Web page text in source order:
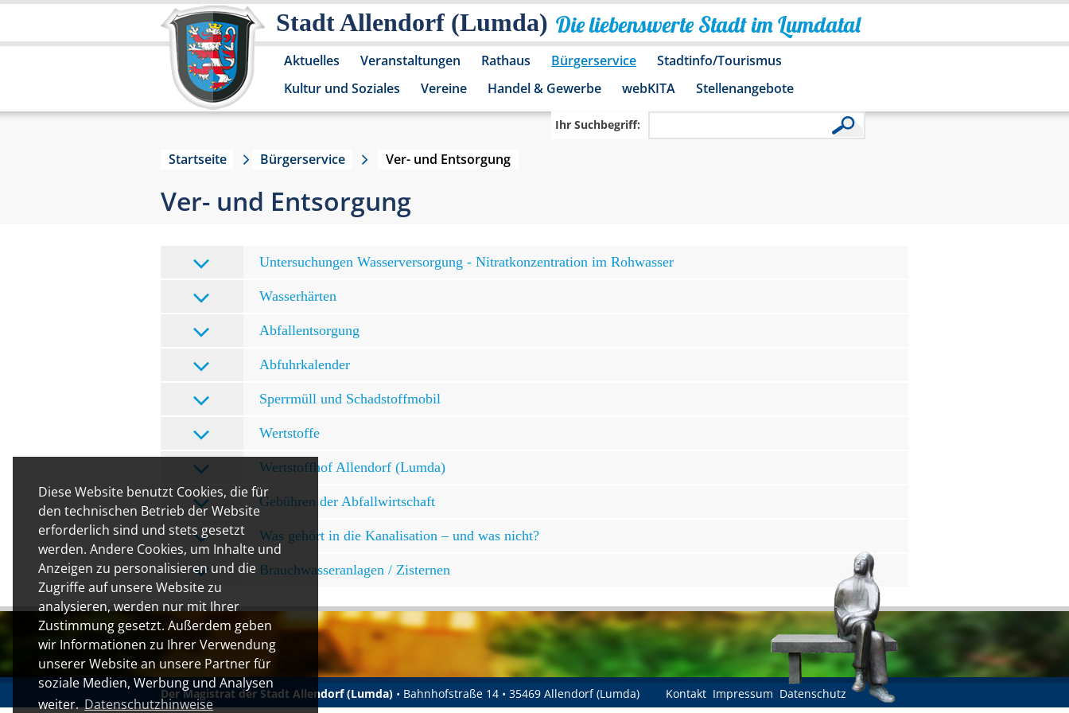
Diese Website benutzt Cookies, die für
den technischen Betrieb der Website
erforderlich sind und stets gesetzt
werden. Andere Cookies, um Inhalte und
Anzeigen zu personalisieren und die
Zugriffe auf unsere Website zu
analysieren, werden nur mit Ihrer
Zustimmung gesetzt. Außerdem geben
wir Informationen zu Ihrer Verwendung
unserer Website an unsere Partner für
soziale Medien, Werbung und Analysen
weiter.Datenschutzhinweise
Stadt Allendorf (Lumda) Die liebenswerte Stadt im Lumdatal
Aktuelles Veranstaltungen Rathaus Bürgerservice
Stadtinfo/Tourismus
Kultur und Soziales
Vereine Handel & Gewerbe webKITA Stellenangebote
Ihr Suchbegriff:
Startseite Bürgerservice Ver- und Entsorgung
Ver- und Entsorgung
Untersuchungen Wasserversorgung - Nitratkonzentration im Rohwasser
Wasserhärten
Abfallentsorgung
Abfuhrkalender
Sperrmüll und Schadstoffmobil
Wertstoffe
Wertstoffhof Allendorf (Lumda)
Gebühren der Abfallwirtschaft
Was gehört in die Kanalisation – und was nicht?
Brauchwasseranlagen / Zisternen
Der Magistrat der Stadt Allendorf (Lumda) • Bahnhofstraße 14 • 35469 Allendorf (Lumda) Kontakt Impressum Datenschutz